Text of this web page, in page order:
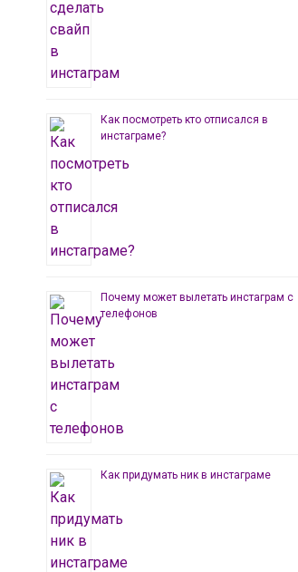
Как посмотреть кто отписался в
инстаграме?
Почему может вылетать инстаграм с
телефонов
Как придумать ник в инстаграме